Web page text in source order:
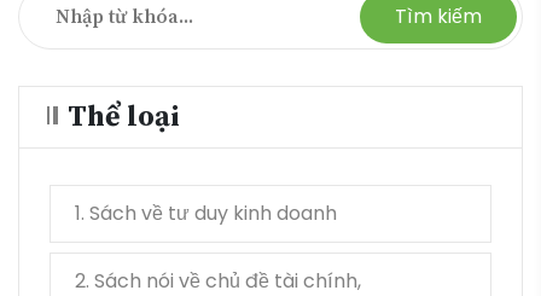
Tìm kiếm
Thể loại
1. Sách về tư duy kinh doanh
2. Sách nói về chủ đề tài chính,